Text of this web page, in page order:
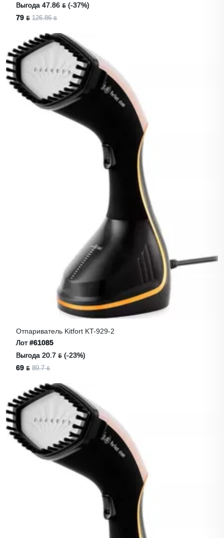
Выгода 47.86 ƃ (-37%)
79 ƃ 126.86 ƃ
Отпариватель Kitfort KT-929-2
Лот#61085
Выгода 20.7 ƃ (-23%)
69 ƃ 89.7 ƃ